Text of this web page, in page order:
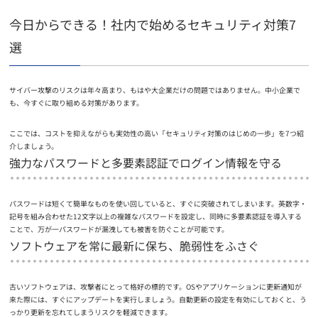
今日からできる！社内で始めるセキュリティ対策7
選
サイバー攻撃のリスクは年々高まり、もはや大企業だけの問題ではありません。中小企業で
も、今すぐに取り組める対策があります。
ここでは、コストを抑えながらも実効性の高い「セキュリティ対策のはじめの一歩」を7つ紹
介しましょう。
強力なパスワードと多要素認証でログイン情報を守る
パスワードは短くて簡単なものを使い回していると、すぐに突破されてしまいます。英数字・
記号を組み合わせた12文字以上の複雑なパスワードを設定し、同時に多要素認証を導入する
ことで、万が一パスワードが漏洩しても被害を防ぐことが可能です。
ソフトウェアを常に最新に保ち、脆弱性をふさぐ
古いソフトウェアは、攻撃者にとって格好の標的です。OSやアプリケーションに更新通知が
来た際には、すぐにアップデートを実行しましょう。自動更新の設定を有効にしておくと、う
っかり更新を忘れてしまうリスクを軽減できます。